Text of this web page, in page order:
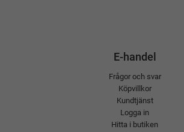
E-handel
Frågor och svar
Köpvillkor
Kundtjänst
Logga in
Hitta i butiken